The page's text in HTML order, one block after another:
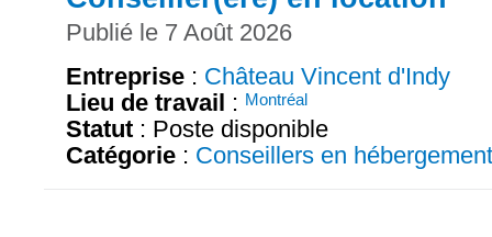
Publié le 7 Août 2026
Entreprise : Château Vincent d'Indy
Lieu de travail : Montréal
Statut : Poste disponible
Catégorie : Conseillers en hébergement